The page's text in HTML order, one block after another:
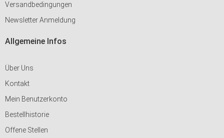
Versandbedingungen
Newsletter Anmeldung
Allgemeine Infos
Über Uns
Kontakt
Mein Benutzerkonto
Bestellhistorie
Offene Stellen